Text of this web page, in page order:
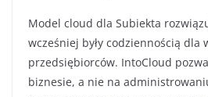
Model cloud dla Subiekta
wcześniej były codziennością dla
przedsiębiorców. IntoCloud
biznesie, a nie na